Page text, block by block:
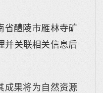
省醴陵市雁林寺矿
并关联相关信息后
成果将为自然资源